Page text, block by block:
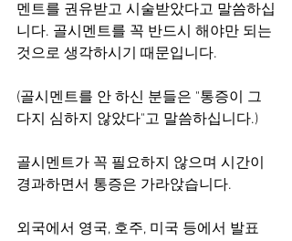
멘트를 권유받고 시술받았다고 말씀하십
니다. 골시멘트를 꼭 반드시 해야만 되는
것으로 생각하시기 때문입니다.
(골시멘트를 안 하신 분들은 "통증이 그
다지 심하지 않았다"고 말씀하십니다.)
골시멘트가 꼭 필요하지 않으며 시간이
경과하면서 통증은 가라앉습니다.
외국에서 영국, 호주, 미국 등에서 발표